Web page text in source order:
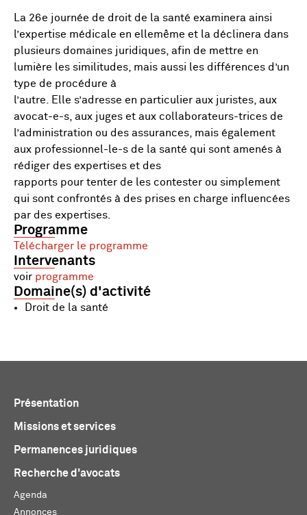
La 26e journée de droit de la santé examinera ainsi
l’expertise médicale en ellemême et la déclinera dans
plusieurs domaines juridiques, afin de mettre en
lumière les similitudes, mais aussi les différences d’un
type de procédure à
l’autre. Elle s’adresse en particulier aux juristes, aux
avocat-e-s, aux juges et aux collaborateurs-trices de
l’administration ou des assurances, mais également
aux professionnel-le-s de la santé qui sont amenés à
rédiger des expertises et des
rapports pour tenter de les contester ou simplement
qui sont confrontés à des prises en charge influencées
par des expertises.
Programme
Télécharger le programme
Intervenants
voir programme
Domaine(s) d'activité
Droit de la santé
Présentation
Missions et services
Permanences juridiques
Recherche d'avocats
Agenda
Annonces